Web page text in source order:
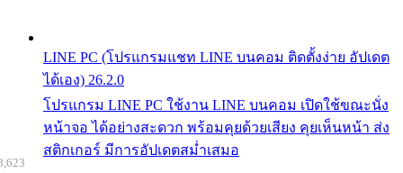
LINE PC (โปรแกรมแชท LINE บนคอม ติดตั้งง่าย อัปเดต
ได้เอง) 26.2.0
โปรแกรม LINE PC ใช้งาน LINE บนคอม เปิดใช้ขณะนั่ง
หน้าจอ ได้อย่างสะดวก พร้อมคุยด้วยเสียง คุยเห็นหน้า ส่ง
สติกเกอร์ มีการอัปเดตสม่ำเสมอ